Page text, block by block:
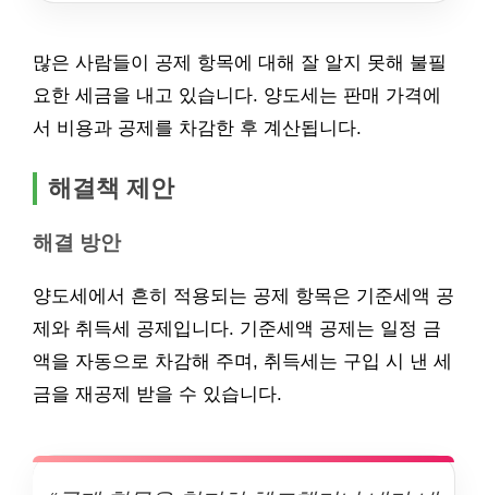
많은 사람들이 공제 항목에 대해 잘 알지 못해 불필
요한 세금을 내고 있습니다. 양도세는 판매 가격에
서 비용과 공제를 차감한 후 계산됩니다.
해결책 제안
해결 방안
양도세에서 흔히 적용되는 공제 항목은 기준세액 공
제와 취득세 공제입니다. 기준세액 공제는 일정 금
액을 자동으로 차감해 주며, 취득세는 구입 시 낸 세
금을 재공제 받을 수 있습니다.